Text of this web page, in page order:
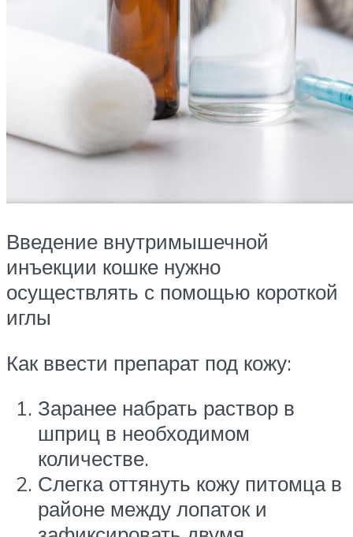
Введение внутримышечной
инъекции кошке нужно
осуществлять с помощью короткой
иглы
Как ввести препарат под кожу:
Заранее набрать раствор в
шприц в необходимом
количестве.
Слегка оттянуть кожу питомца в
районе между лопаток и